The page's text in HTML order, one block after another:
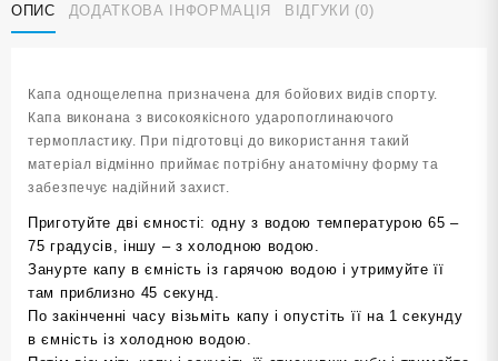
MG-
011-
ОПИС ДОДАТКОВА ІНФОРМАЦІЯ ВІДГУКИ (0)
Капа однощелепна призначена для бойових видів спорту.
Капа виконана з високоякісного ударопоглинаючого
термопластику. При підготовці до використання такий
матеріал відмінно приймає потрібну анатомічну форму та
забезпечує надійний захист.
Приготуйте дві ємності: одну з водою температурою 65 –
75 градусів, іншу – з холодною водою.
Занурте капу в ємність із гарячою водою і утримуйте її
там приблизно 45 секунд.
По закінченні часу візьміть капу і опустіть її на 1 секунду
в ємність із холодною водою.